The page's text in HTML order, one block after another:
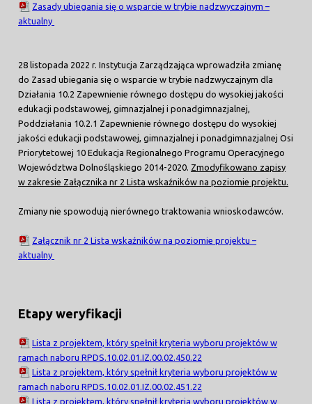
Zasady ubiegania się o wsparcie w trybie nadzwyczajnym –
aktualny
28 listopada 2022 r. Instytucja Zarządzająca wprowadziła zmianę
do Zasad ubiegania się o wsparcie w trybie nadzwyczajnym dla
Działania 10.2 Zapewnienie równego dostępu do wysokiej jakości
edukacji podstawowej, gimnazjalnej i ponadgimnazjalnej,
Poddziałania 10.2.1 Zapewnienie równego dostępu do wysokiej
jakości edukacji podstawowej, gimnazjalnej i ponadgimnazjalnej Osi
Priorytetowej 10 Edukacja Regionalnego Programu Operacyjnego
Województwa Dolnośląskiego 2014-2020. Zmodyfikowano zapisy
w zakresie Załącznika nr 2 Lista wskaźników na poziomie projektu.
Zmiany nie spowodują nierównego traktowania wnioskodawców.
Załącznik nr 2 Lista wskaźników na poziomie projektu –
aktualny
Etapy weryfikacji
Lista z projektem, który spełnił kryteria wyboru projektów w
ramach naboru RPDS.10.02.01.IZ.00.02.450.22
Lista z projektem, który spełnił kryteria wyboru projektów w
ramach naboru RPDS.10.02.01.IZ.00.02.451.22
Lista z projektem, który spełnił kryteria wyboru projektów w